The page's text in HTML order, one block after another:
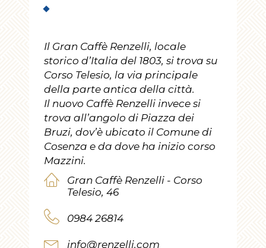
Il Gran Caffè Renzelli, locale
storico d’Italia del 1803, si trova su
Corso Telesio, la via principale
della parte antica della città.
Il nuovo Caffè Renzelli invece si
trova all’angolo di Piazza dei
Bruzi, dov’è ubicato il Comune di
Cosenza e da dove ha inizio corso
Mazzini.
Gran Caffè Renzelli - Corso
Telesio, 46
0984 26814
info@renzelli.com